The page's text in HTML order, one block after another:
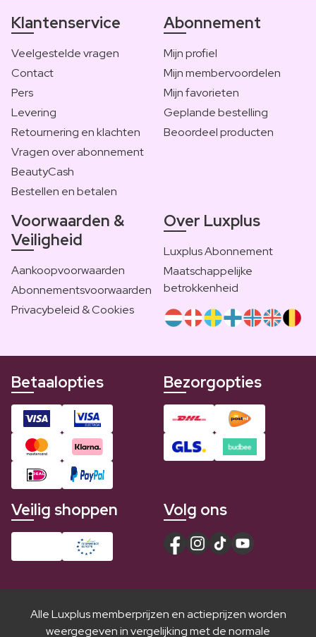
Klantenservice
Veelgestelde vragen
Contact
Pers
Levering
Retournering en klachten
Vragen over abonnement
BeautyCash
Bestellen en betalen
Abonnement
Mijn profiel
Mijn membervoordelen
Mijn favorieten
Geplande bestelling
Beoordeel producten
Voorwaarden &
Veiligheid
Aankoopvoorwaarden
Abonnementsvoorwaarden
Privacybeleid & Cookies
Over Luxplus
Luxplus Abonnement
Maatschappelijke
betrokkenheid
Betaalopties Bezorgopties
Veilig shoppen Volg ons
Alle Luxplus memberprijzen en actieprijzen worden
weergegeven in vergelijking met de normale